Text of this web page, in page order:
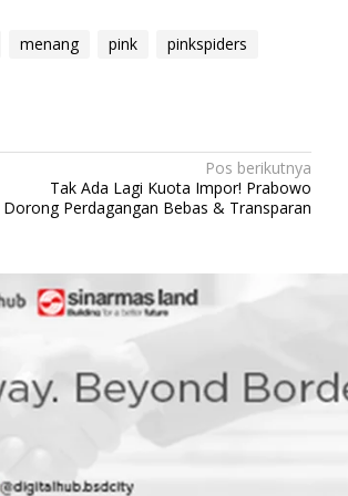
menang pink
pinkspiders
Pos berikutnya
Tak Ada Lagi Kuota Impor! Prabowo
Dorong Perdagangan Bebas & Transparan